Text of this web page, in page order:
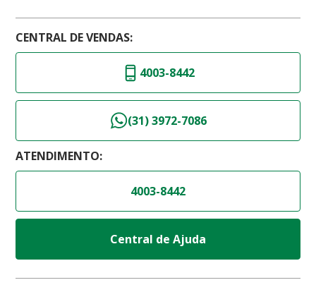
CENTRAL DE VENDAS:
4003-8442
(31) 3972-7086
ATENDIMENTO:
4003-8442
Central de Ajuda